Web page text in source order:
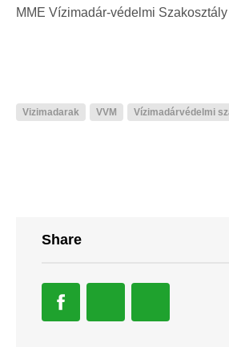
MME Vízimadár-védelmi Szakosztály
Vizimadarak VVM Vízimadárvédelmi
Share